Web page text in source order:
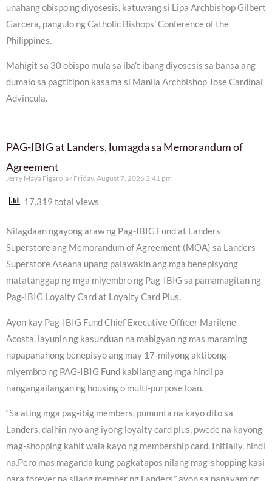
unahang obispo ng diyosesis, katuwang si Lipa Archbishop Gilbert
Garcera, pangulo ng Catholic Bishops’ Conference of the
Philippines.
Mahigit sa 30 obispo mula sa iba’t ibang diyosesis sa bansa ang
dumalo sa pagtitipon kasama si Manila Archbishop Jose Cardinal
Advincula.
PAG-IBIG at Landers, lumagda sa Memorandum of
Agreement
Jerry Maya Figarola Friday, August 7, 2026 2:41 pm
17,319 total views
Nilagdaan ngayong araw ng Pag-IBIG Fund at Landers
Superstore ang Memorandum of Agreement (MOA) sa Landers
Superstore Aseana upang palawakin ang mga benepisyong
matatanggap ng mga miyembro ng Pag-IBIG sa pamamagitan ng
Pag-IBIG Loyalty Card at Loyalty Card Plus.
Ayon kay Pag-IBIG Fund Chief Executive Officer Marilene
Acosta, layunin ng kasunduan na mabigyan ng mas maraming
napapanahong benepisyo ang may 17-milyong aktibong
miyembro ng PAG-IBIG Fund kabilang ang mga hindi pa
nangangailangan ng housing o multi-purpose loan.
“Sa ating mga pag-ibig members, pumunta na kayo dito sa
Landers, dalhin nyo ang iyong loyalty card plus, pwede na kayong
mag-shopping kahit wala kayo ng membership card. Initially, hindi
na.Pero mas maganda kung pagkatapos nilang mag-shopping kasi